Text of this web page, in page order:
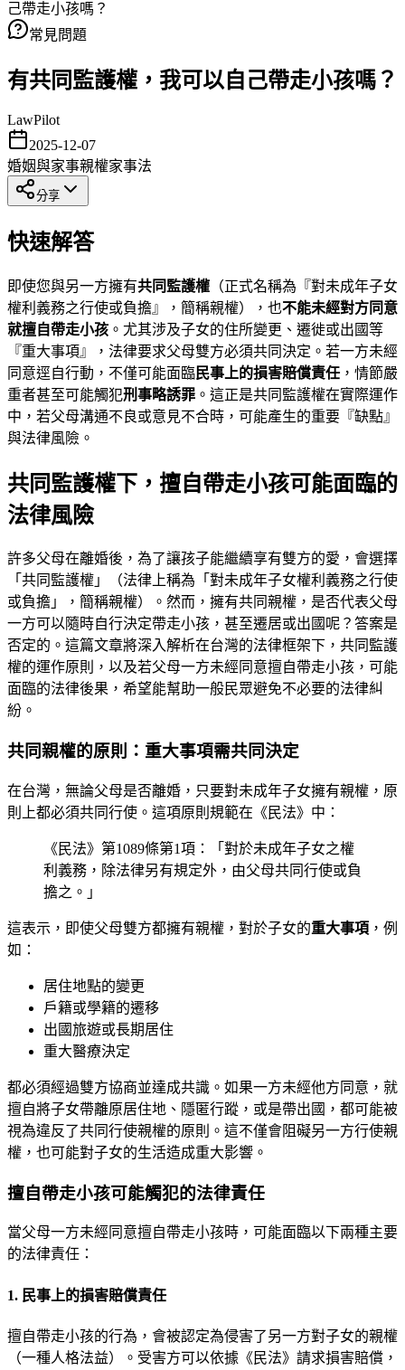
己帶走小孩嗎？
常見問題
有共同監護權，我可以自己帶走小孩嗎？
LawPilot
2025-12-07
婚姻與家事親權家事法
分享
快速解答
即使您與另一方擁有共同監護權 （正式名稱為『對未成年子女
權利義務之行使或負擔』，簡稱親權），也不能未經對方同意
就擅自帶走小孩 。尤其涉及子女的住所變更、遷徙或出國等
『重大事項』，法律要求父母雙方必須共同決定。若一方未經
同意逕自行動，不僅可能面臨民事上的損害賠償責任 ，情節嚴
重者甚至可能觸犯刑事略誘罪 。這正是共同監護權在實際運作
中，若父母溝通不良或意見不合時，可能產生的重要『缺點』
與法律風險。
共同監護權下，擅自帶走小孩可能面臨的
法律風險
許多父母在離婚後，為了讓孩子能繼續享有雙方的愛，會選擇
「共同監護權」（法律上稱為「對未成年子女權利義務之行使
或負擔」，簡稱親權）。然而，擁有共同親權，是否代表父母
一方可以隨時自行決定帶走小孩，甚至遷居或出國呢？答案是
否定的。這篇文章將深入解析在台灣的法律框架下，共同監護
權的運作原則，以及若父母一方未經同意擅自帶走小孩，可能
面臨的法律後果，希望能幫助一般民眾避免不必要的法律糾
紛。
共同親權的原則：重大事項需共同決定
在台灣，無論父母是否離婚，只要對未成年子女擁有親權，原
則上都必須共同行使。這項原則規範在《民法》中：
《民法》第1089條第1項：「對於未成年子女之權
利義務，除法律另有規定外，由父母共同行使或負
擔之。」
這表示，即使父母雙方都擁有親權，對於子女的重大事項 ，例
如：
居住地點的變更
戶籍或學籍的遷移
出國旅遊或長期居住
重大醫療決定
都必須經過雙方協商並達成共識。如果一方未經他方同意，就
擅自將子女帶離原居住地、隱匿行蹤，或是帶出國，都可能被
視為違反了共同行使親權的原則。這不僅會阻礙另一方行使親
權，也可能對子女的生活造成重大影響。
擅自帶走小孩可能觸犯的法律責任
當父母一方未經同意擅自帶走小孩時，可能面臨以下兩種主要
的法律責任：
1. 民事上的損害賠償責任
擅自帶走小孩的行為，會被認定為侵害了另一方對子女的親權
（一種人格法益）。受害方可以依據《民法》請求損害賠償，